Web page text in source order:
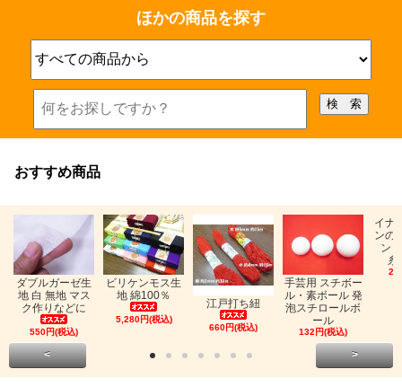
ほかの商品を探す
おすすめ商品
ダブルガーゼ生
地 白 無地 マス
ク作りなどに
550円(税込)
ビリケンモス生
地 綿100％
5,280円(税込)
江戸打ち紐
660円(税込)
手芸用 スチボー
ル・素ボール 発
泡スチロールボ
ール
132円(税込)
イナ
ンの
ン
糸
< >